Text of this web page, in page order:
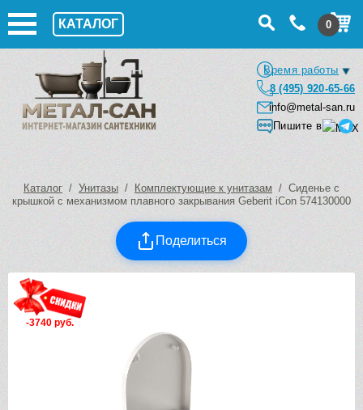
КАТАЛОГ 0
Время работы
8 (495) 920-65-66
info@metal-san.ru
Пишите в
Каталог / Унитазы / Комплектующие к унитазам / Сиденье с
крышкой с механизмом плавного закрывания Geberit iCon 574130000
Поделиться
-3740 руб.